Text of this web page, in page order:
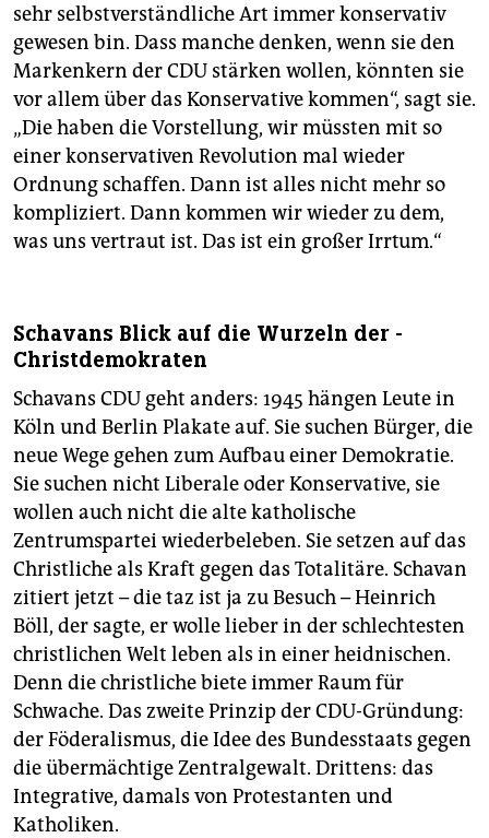
sehr selbstverständliche Art immer konservativ
gewesen bin. Dass manche denken, wenn sie den
Markenkern der CDU stärken wollen, könnten sie
vor allem über das Konservative kommen“, sagt sie.
„Die haben die Vorstellung, wir müssten mit so
einer konservativen Revolution mal wieder
Ordnung schaffen. Dann ist alles nicht mehr so
kompliziert. Dann kommen wir wieder zu dem,
was uns vertraut ist. Das ist ein großer Irrtum.“
Schavans Blick auf die Wurzeln der ­
Christdemokraten
Schavans CDU geht anders: 1945 hängen Leute in
Köln und Berlin Plakate auf. Sie suchen Bürger, die
neue Wege gehen zum Aufbau einer Demokratie.
Sie suchen nicht Liberale oder Konservative, sie
wollen auch nicht die alte katholische
Zentrumspartei wiederbeleben. Sie setzen auf das
Christliche als Kraft gegen das Totalitäre. Schavan
zitiert jetzt – die taz ist ja zu Besuch – Heinrich
Böll, der sagte, er wolle lieber in der schlechtesten
christlichen Welt leben als in einer heidnischen.
Denn die christliche biete immer Raum für
Schwache. Das zweite Prinzip der CDU-Gründung:
der Föderalismus, die Idee des Bundesstaats gegen
die übermächtige Zentralgewalt. Drittens: das
Integrative, damals von Protestanten und
Katholiken.